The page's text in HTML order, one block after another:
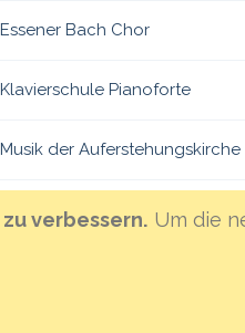
verbessern. Um die
Essener Bach Chor
Klavierschule Pianoforte
Musik der Auferstehungskirche
Essener Vocalensemble